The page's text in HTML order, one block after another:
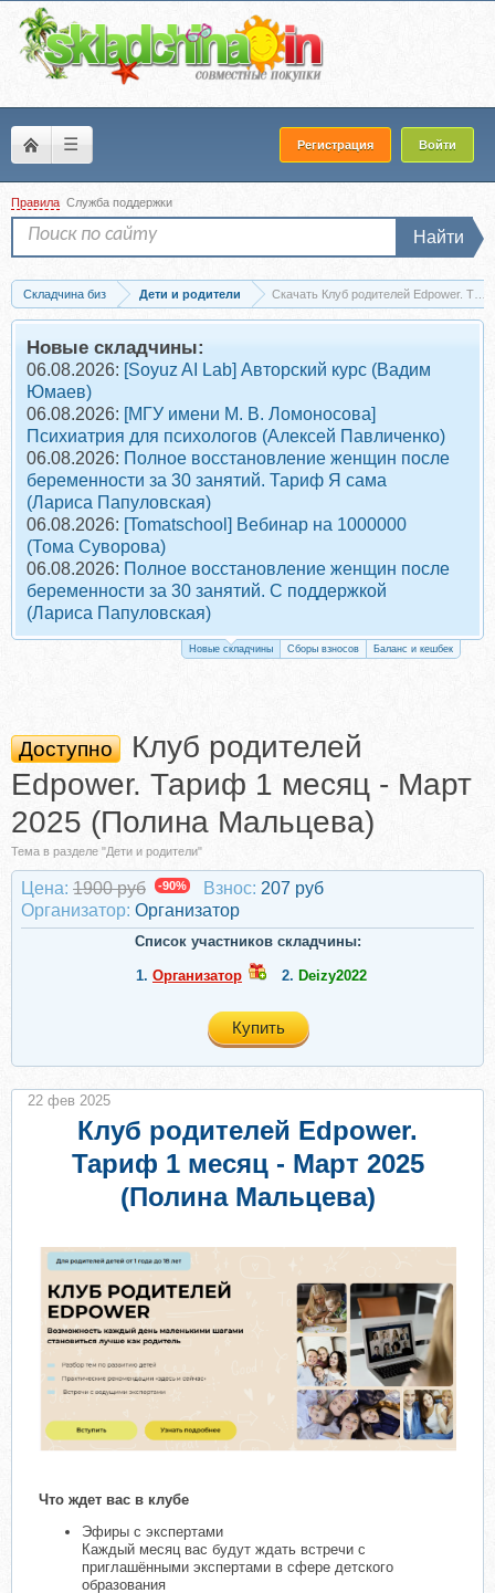
☰ Регистрация Войти
Правила Служба поддержки
Найти
Складчина биз Дети и родители Скачать Клуб родителей Edpower.
Новые складчины:
06.08.2026: [Soyuz AI Lab] Авторский курс (Вадим
Юмаев)
06.08.2026: [МГУ имени М. В. Ломоносова]
Психиатрия для психологов (Алексей Павличенко)
06.08.2026: Полное восстановление женщин после
беременности за 30 занятий. Тариф Я сама
(Лариса Папуловская)
06.08.2026: [Tomatschool] Вебинар на 1000000
(Тома Суворова)
06.08.2026: Полное восстановление женщин после
беременности за 30 занятий. С поддержкой
(Лариса Папуловская)
Новые складчины Сборы взносов Баланс и кешбек
Доступно
Клуб родителей
Edpower. Тариф 1 месяц - Март
2025 (Полина Мальцева)
Тема в разделе "Дети и родители"
Цена: 1900 руб -90% Взнос: 207 руб
Организатор: Организатор
Список участников складчины:
1. Организатор 2. Deizy2022
Купить
Клуб родителей Edpower.
Тариф 1 месяц - Март 2025
(Полина Мальцева)
Что ждет вас в клубе
Эфиры с экспертами
Каждый месяц вас будут ждать встречи с
приглашёнными экспертами в сфере детского
образования
22 фев 2025